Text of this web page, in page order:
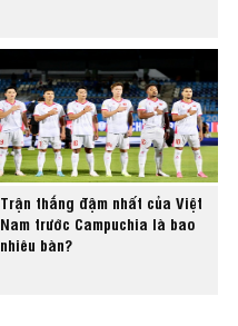
Trận thắng đậm nhất của Việt
Nam trước Campuchia là bao
nhiêu bàn?